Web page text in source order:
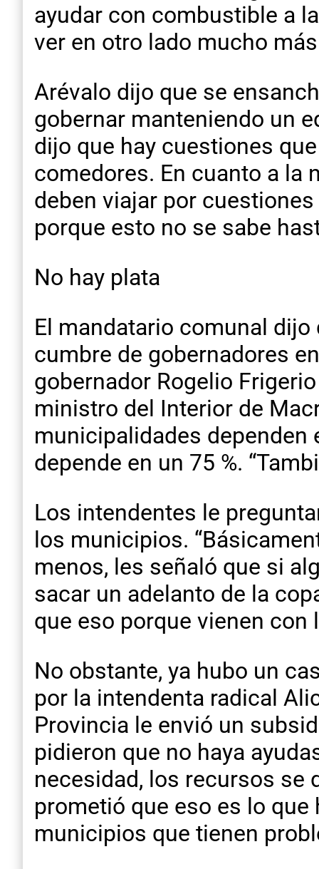
ayudar con combustible a
ver en otro lado mucho
Arévalo dijo que se
gobernar manteniendo un
dijo que hay cuestiones
comedores. En cuanto a la
deben viajar por cuestiones
porque esto no se sabe
No hay plata
El mandatario comunal
cumbre de gobernadores
gobernador Rogelio
ministro del Interior de
municipalidades dependen
depende en un 75 %.
Los intendentes le
los municipios.
menos, les señaló que si
sacar un adelanto de la
que eso porque vienen
No obstante, ya hubo un
por la intendenta radical
Provincia le envió un
pidieron que no haya
necesidad, los recursos se
prometió que eso es lo que
municipios que tienen